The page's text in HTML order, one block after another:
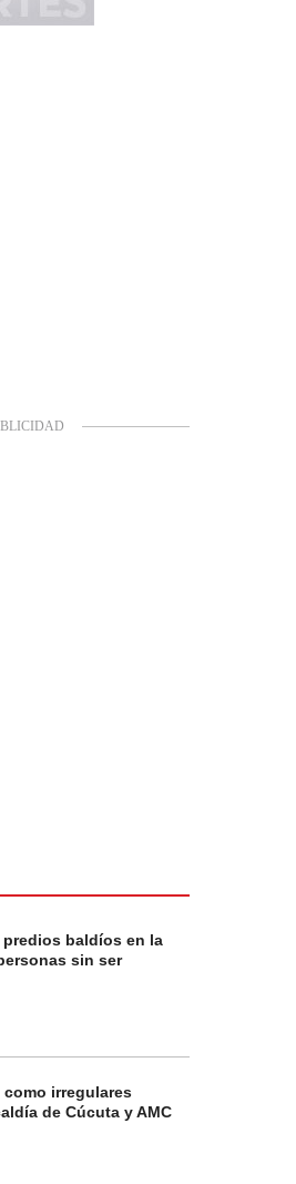
baldíos en la
sin ser
irregulares
de Cúcuta y AMC